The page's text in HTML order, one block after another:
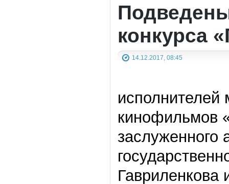
конкурса
14.12.2017, 08:45
исполнителей
кинофильмов
заслуженного
Гавриленкова